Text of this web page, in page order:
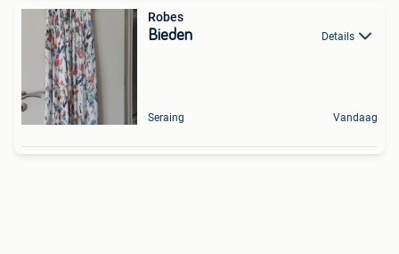
Robes
Bieden Details
Seraing Vandaag